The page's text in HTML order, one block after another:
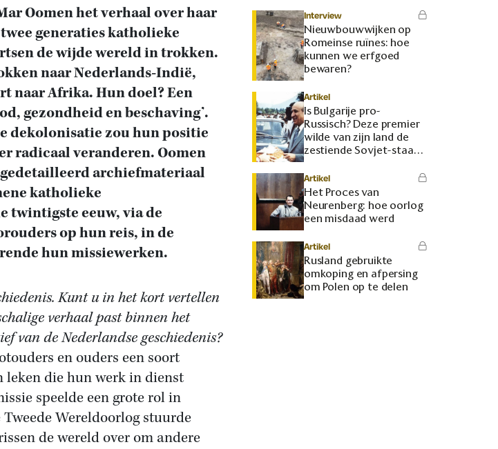
Oomen het verhaal over haar
generaties katholieke
de wijde wereld in trokken.
naar Nederlands-Indië,
naar Afrika. Hun doel? Een
gezondheid en beschaving’.
dekolonisatie zou hun positie
radicaal veranderen. Oomen
archiefmateriaal
katholieke
twintigste eeuw, via de
op hun reis, in de
hun missiewerken.
Kunt u in het kort vertellen
verhaal past binnen het
van de Nederlandse geschiedenis?
en ouders een soort
leken die hun werk in dienst
speelde een grote rol in
Wereldoorlog stuurde
de wereld over om andere
Interview
Nieuwbouwwijken op
Romeinse ruïnes: hoe
kunnen we erfgoed
bewaren?
Artikel
Is Bulgarije pro-
Russisch? Deze premier
wilde van zijn land de
zestiende Sovjet-staat
maken
Artikel
Het Proces van
Neurenberg: hoe oorlog
een misdaad werd
Artikel
Rusland gebruikte
omkoping en afpersing
om Polen op te delen